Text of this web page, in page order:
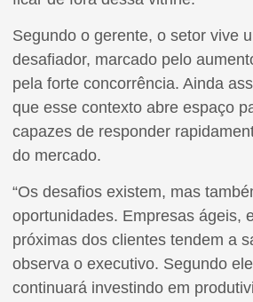
Segundo o gerente, o setor vive
desafiador, marcado pelo
pela forte concorrência. Ainda
que esse contexto abre espaço
capazes de responder
do mercado.
“Os desafios existem, mas
oportunidades. Empresas ágeis,
próximas dos clientes tendem a
observa o executivo. Segundo
continuará investindo em